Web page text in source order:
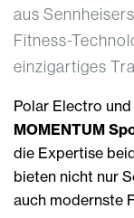
aus
Fitness-
einzigartiges
Polar Electro
MOMENTUM
die Expertise
bieten nicht nur
auch modernste